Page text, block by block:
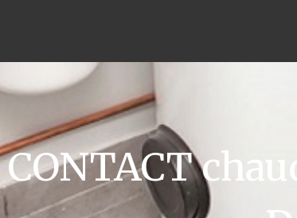
CONTACT